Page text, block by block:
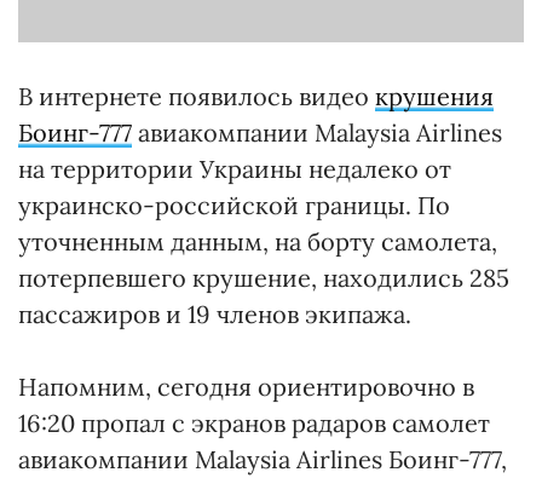
В интернете появилось видео крушения
Боинг-777 авиакомпании Malaysia Airlines
на территории Украины недалеко от
украинско-российской границы. По
уточненным данным, на борту самолета,
потерпевшего крушение, находились 285
пассажиров и 19 членов экипажа.
Напомним, сегодня ориентировочно в
16:20 пропал с экранов радаров самолет
авиакомпании Malaysia Airlines Боинг-777,